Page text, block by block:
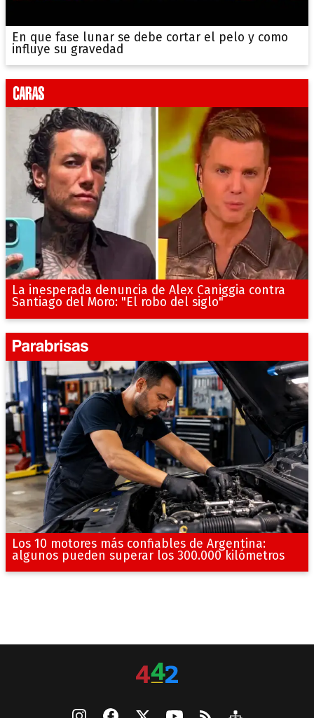
En que fase lunar se debe cortar el pelo y como
influye su gravedad
La inesperada denuncia de Alex Caniggia contra
Santiago del Moro: "El robo del siglo"
Los 10 motores más confiables de Argentina:
algunos pueden superar los 300.000 kilómetros